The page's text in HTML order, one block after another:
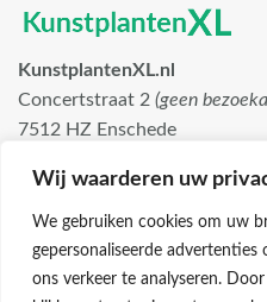
Wij waarderen uw
We gebruiken cookies om uw
gepersonaliseerde
ons verkeer te analyseren.
KunstplantenXL.nl
Concertstraat 2 (geen
7512 HZ Enschede